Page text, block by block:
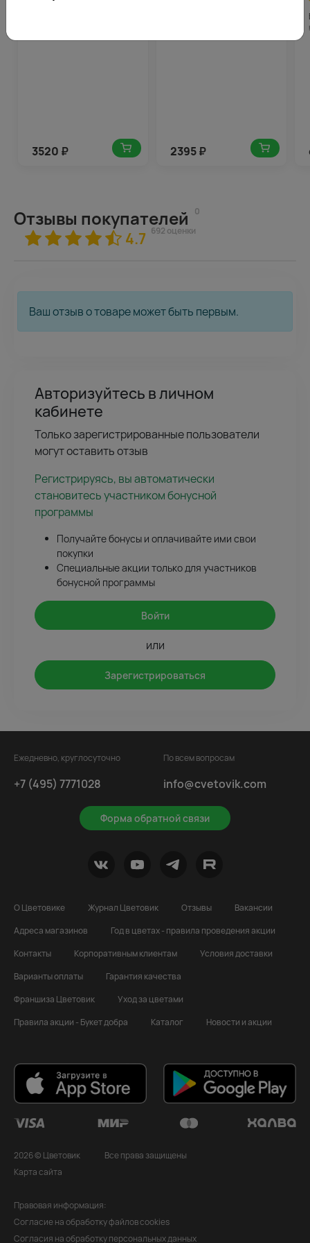
3520 ₽
70 см в стильной упаковке
2395₽
Отзывы покупателей 0
4.7 692 оценки
Ваш отзыв о товаре может быть первым.
Авторизуйтесь в личном
кабинете
Только зарегистрированные пользователи
могут оставить отзыв
Регистрируясь, вы автоматически
становитесь участником бонусной
программы
Получайте бонусы и оплачивайте ими свои
покупки
Специальные акции только для участников
бонусной программы
Войти
или
Зарегистрироваться
Ежедневно, круглосуточно
+7 (495) 7771028
Форма обратной связи
По всем вопросам
info@cvetovik.com
О Цветовике Журнал Цветовик Отзывы
Вакансии
Адреса магазинов
Год в цветах - правила проведения акции
Контакты
Корпоративным клиентам
Условия доставки
Варианты оплаты
Гарантия качества
Франшиза Цветовик
Уход за цветами
Правила акции - Букет добра
Каталог Новости и акции
2026 © Цветовик
Все права защищены
Карта сайта
Правовая информация:
Согласие на обработку файлов cookies
Согласия на обработку персональных данных